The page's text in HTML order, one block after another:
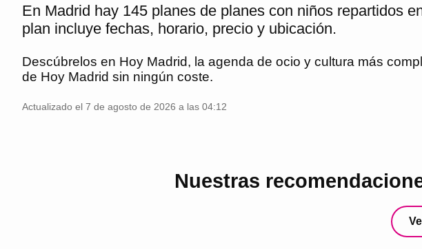
En Madrid hay 145 planes de planes con niños repartidos
plan incluye fechas, horario, precio y ubicación.
Descúbrelos en Hoy Madrid, la agenda de ocio y cultura más
de Hoy Madrid sin ningún coste.
Actualizado el 7 de agosto de 2026 a las 04:12
Nuestras